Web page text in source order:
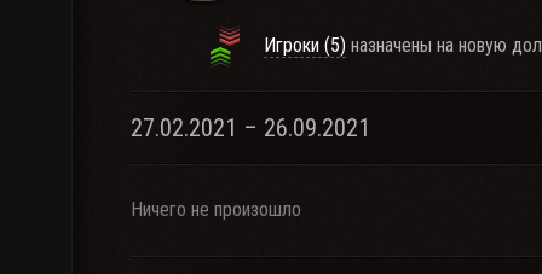
Игроки (5) назначены на новую
27.02.2021 – 26.09.2021
Ничего не произошло